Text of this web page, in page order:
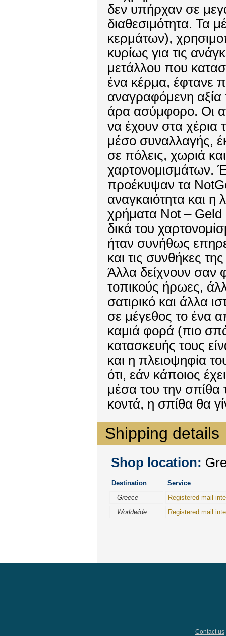
δεν υπήρχαν σε
διαθεσιμότητα. Τα
κερμάτων),
κυρίως για τις
μετάλλου που
ένα κέρμα, έφτανε
αναγραφόμενη αξία
άρα ασύμφορο. Οι
να έχουν στα χέρια
μέσο συναλλαγής,
σε πόλεις, χωριά
χαρτονομισμάτων.
προέκυψαν τα
αναγκαιότητα και η
χρήματα Not – Geld
δικά του
ήταν συνήθως
και τις συνθήκες
Άλλα δείχνουν σαν
τοπικούς ήρωες,
σατιρικό και άλλα
σε μέγεθος το ένα
καμιά φορά (πιο
κατασκευής τους
και η πλειοψηφία
ότι, εάν κάποιος έχει
μέσα του την σπίθα
κοντά, η σπίθα θα
Shipping details
Shop location:
Destination
Service
Greece
Registered mail
Worldwide
Registered mail
Contact us